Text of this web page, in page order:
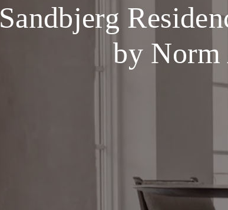
Sandbjerg
by Norm